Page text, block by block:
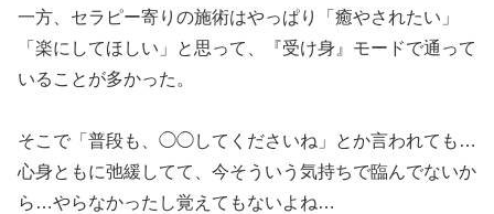
一方、セラピー寄りの施術はやっぱり「癒やされたい」
「楽にしてほしい」と思って、『受け身』モードで通って
いることが多かった。
そこで「普段も、◯◯してくださいね」とか言われても…
心身ともに弛緩してて、今そういう気持ちで臨んでないか
ら…やらなかったし覚えてもないよね…